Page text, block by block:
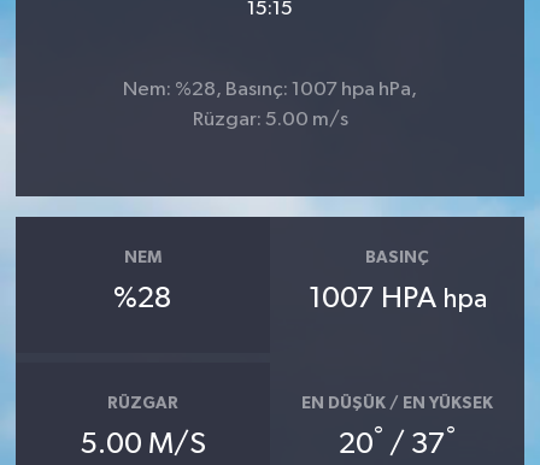
15:15
Nem: %28, Basınç: 1007 hpa hPa,
Rüzgar: 5.00 m/s
NEM
%28
BASINÇ
1007 HPA hpa
RÜZGAR
5.00 M/S
EN DÜŞÜK / EN YÜKSEK
20° / 37°
Batman Müftülüğü
Bingöl Müftülüğü